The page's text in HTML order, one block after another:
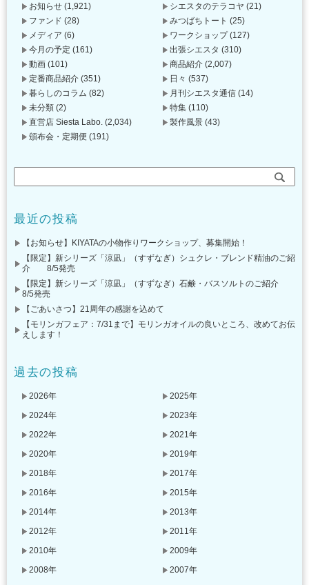
お知らせ (1,921) シエスタのテラコヤ (21)
ファンド (28) みつばちトート (25)
メディア (6) ワークショップ(127)
今月の予定 (161) 出張シエスタ (310)
動画 (101) 商品紹介 (2,007)
定番商品紹介 (351) 日々 (537)
暮らしのコラム (82) 月刊シエスタ通信 (14)
未分類 (2) 特集 (110)
直営店 Siesta Labo. (2,034) 製作風景 (43)
頒布会・定期便 (191)
最近の投稿
【お知らせ】KIYATAの小物作りワークショップ、募集開始！
【限定】新シリーズ「涼凪」（すずなぎ）シュクレ・ブレンド精油のご紹
介 8/5発売
【限定】新シリーズ「涼凪」（すずなぎ）石鹸・バスソルトのご紹介
8/5発売
【ごあいさつ】21周年の感謝を込めて
【モリンガフェア：7/31まで】モリンガオイルの良いところ、改めてお伝
えします！
過去の投稿
2026年
2025年
2024年
2023年
2022年
2021年
2020年
2019年
2018年
2017年
2016年
2015年
2014年
2013年
2012年
2011年
2010年
2009年
2008年
2007年